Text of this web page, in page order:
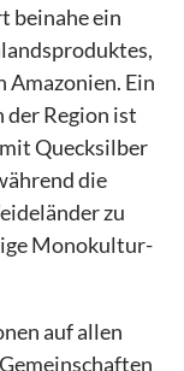
beinahe ein
Ein
Region ist
Quecksilber
die
zu
Monokultur-
auf allen